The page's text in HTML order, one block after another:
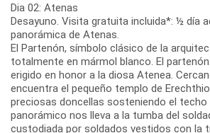
Dia 02: Atenas
Desayuno. Visita gratuita incluida*: ½ día
panorámica de Atenas.
El Partenón, símbolo clásico de la
totalmente en mármol blanco. El
erigido en honor a la diosa Atenea.
encuentra el pequeño templo de
preciosas doncellas sosteniendo el techo
panorámico nos lleva a la tumba del
custodiada por soldados vestidos con la